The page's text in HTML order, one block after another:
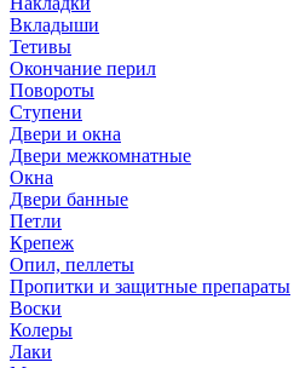
Вкладыши
Тетивы
Окончание перил
Повороты
Ступени
Двери и окна
Двери межкомнатные
Окна
Двери банные
Петли
Крепеж
Опил, пеллеты
Пропитки и защитные препараты
Воски
Колеры
Лаки